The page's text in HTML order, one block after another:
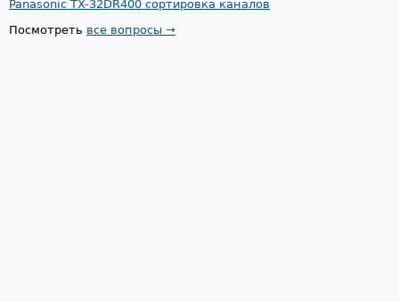
Panasonic TX-32DR400 сортировка каналов
Посмотреть все вопросы →